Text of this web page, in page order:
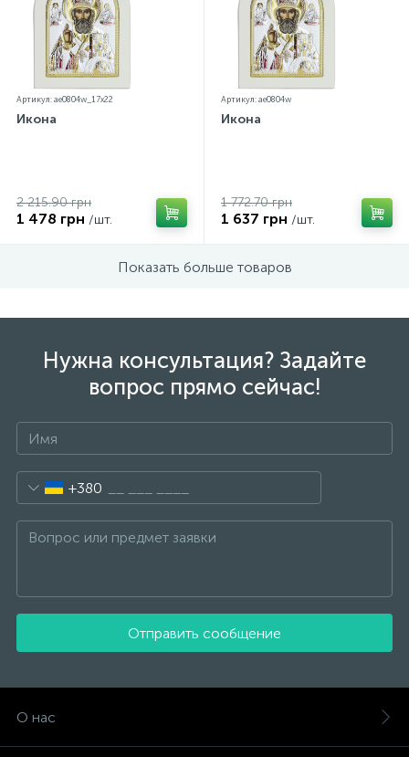
Артикул: ae0804w_17х22
Икона
2 215.90 грн
1 478 грн /шт.
Артикул: ae0804w
Икона
1 772.70 грн
1 637 грн /шт.
Показать больше товаров
Нужна консультация? Задайте
вопрос прямо сейчас!
+380
Отправить сообщение
О нас